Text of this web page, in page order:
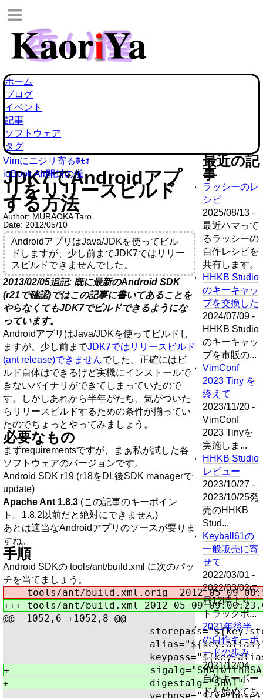
ホーム
ブログ
イベント
記事
ソフトウェア
タグ
Vimにニジリ寄るﾎﾓｫ
ioBook Air開封の儀
JDK7でAndroidアプ
リをリリースビルド
する方法
Author: MURAOKA Taro
Date: 2012/05/10
AndroidアプリはJava/JDKを使ってビル
ドしますが、少し前までJDK7ではリリー
スビルドできませんでした。
2013/02/05追記: 既に最新のAndroid SDK
(r21で確認)ではこの記事に書いてあることを
やらなくてもJDK7でビルドできるようにな
っています。
AndroidアプリはJava/JDKを使ってビルドし
ますが、少し前までJDK7ではリリースビルド
(ant release)できませんでした。正確にはビ
ルド自体はできるけど実機にインストールで
きないバイナリができてしまっていたので
す。しかしあれから半年がたち、気がついた
らリリースビルドするための条件が揃ってい
たのでちょっとやってみましょう。
必要なもの
まずrequirementsですが、まぁ私が試した各
ソフトウェアのバージョンです。
Android SDK r19 (r18をDL後SDK managerで
update)
Apache Ant 1.8.3 (この記事のキーポイン
ト。1.8.2以前だと絶対にできません)
あとは適当なAndroidアプリのソースが要りま
すね。
手順
Android SDKの tools/ant/build.xml に次のパッ
チを当てましょう。
@@ -1052,6 +1052,8 @@
+
+                        digestalg="SHA1"
最近の記
事
ラッシーのレ
シピ
2025/08/13 -
最近ハマって
るラッシーの
自作レシピを
共有します。
HHKB Studio
のキーキャッ
プを交換した
2024/07/09 -
HHKB Studio
のキーキャッ
プを市販の...
VimConf
2023 Tiny を
終えて
2023/11/20 -
VimConf
2023 Tinyを
実施しま...
HHKB Studio
レビュー
2023/10/27 -
2023/10/25発
売のHHKB
Stud...
Keyball61の
一般販売に寄
せて
2022/03/01 -
2022/03/02の
昼12時より
トラックボ...
2021年後半
の自作キーボ
ードの歩み
2021/12/04 -
自作キーボー
ドを始めてち